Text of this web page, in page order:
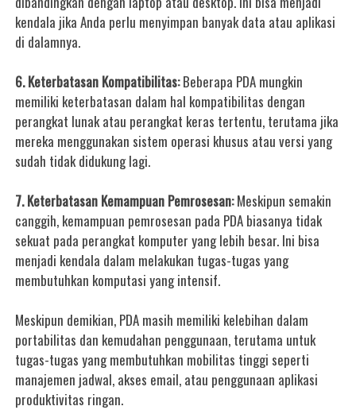
kendala jika Anda perlu menyimpan banyak data atau aplikasi
di dalamnya.
6. Keterbatasan Kompatibilitas:Beberapa PDA mungkin
memiliki keterbatasan dalam hal kompatibilitas dengan
perangkat lunak atau perangkat keras tertentu, terutama jika
mereka menggunakan sistem operasi khusus atau versi yang
sudah tidak didukung lagi.
7. Keterbatasan Kemampuan Pemrosesan:Meskipun semakin
canggih, kemampuan pemrosesan pada PDA biasanya tidak
sekuat pada perangkat komputer yang lebih besar. Ini bisa
menjadi kendala dalam melakukan tugas-tugas yang
membutuhkan komputasi yang intensif.
Meskipun demikian, PDA masih memiliki kelebihan dalam
portabilitas dan kemudahan penggunaan, terutama untuk
tugas-tugas yang membutuhkan mobilitas tinggi seperti
manajemen jadwal, akses email, atau penggunaan aplikasi
produktivitas ringan.